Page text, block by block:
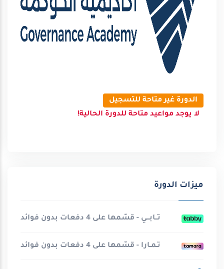
الدورة غير متاحة للتسجيل
لا يوجد مواعيد متاحة للدورة الحالية!
ميزات الدورة
تــابـــي - قسّمها على 4 دفعات بدون فوائد
تـمـارا - قسّمها على 4 دفعات بدون فوائد